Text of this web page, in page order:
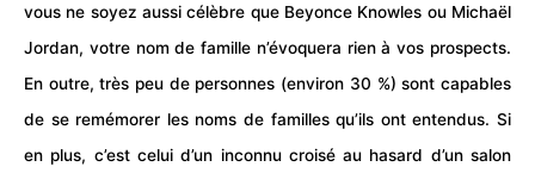
vous ne soyez aussi célèbre que Beyonce Knowles ou Michaël
Jordan, votre nom de famille n’évoquera rien à vos prospects.
En outre, très peu de personnes (environ 30 %) sont capables
de se remémorer les noms de familles qu’ils ont entendus. Si
en plus, c’est celui d’un inconnu croisé au hasard d’un salon